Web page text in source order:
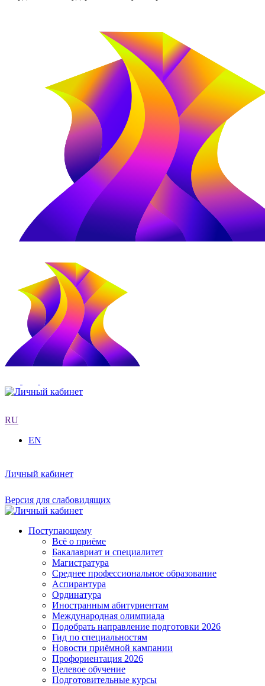
RU
EN
Личный кабинет
Версия для слабовидящих
Поступающему
Всё о приёме
Бакалавриат и специалитет
Магистратура
Среднее профессиональное образование
Аспирантура
Ординатура
Иностранным абитуриентам
Международная олимпиада
Подобрать направление подготовки 2026
Гид по специальностям
Новости приёмной кампании
Профориентация 2026
Целевое обучение
Подготовительные курсы